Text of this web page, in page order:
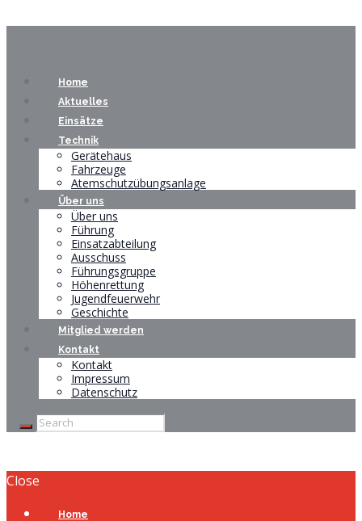
Home
Aktuelles
Einsätze
Technik
Gerätehaus
Fahrzeuge
Atemschutzübungsanlage
Über uns
Über uns
Führung
Einsatzabteilung
Ausschuss
Führungsgruppe
Höhenrettung
Jugendfeuerwehr
Geschichte
Mitglied werden
Kontakt
Kontakt
Impressum
Datenschutz
Close
Home